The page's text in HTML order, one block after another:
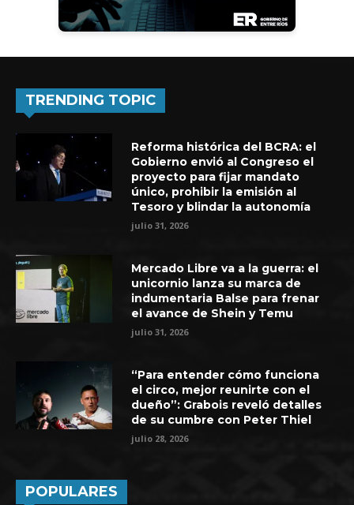
TRENDING TOPIC
Reforma histórica del BCRA: el
Gobierno envió al Congreso el
proyecto para fijar mandato
único, prohibir la emisión al
Tesoro y blindar la autonomía
julio 31, 2026
Mercado Libre va a la guerra: el
unicornio lanza su marca de
indumentaria Balse para frenar
el avance de Shein y Temu
julio 31, 2026
“Para entender cómo funciona
el circo, mejor reunirte con el
dueño”: Grabois reveló detalles
de su cumbre con Peter Thiel
julio 28, 2026
POPULARES